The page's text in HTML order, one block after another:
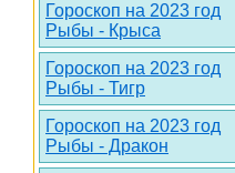
Гороскоп на 2023 год
Рыбы - Крыса
Гороскоп на 2023 год
Рыбы - Тигр
Гороскоп на 2023 год
Рыбы - Дракон